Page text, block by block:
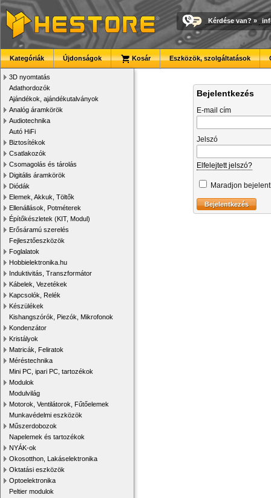
Kérdése van? »
Kategóriák Újdonságok Kosár Eszközök, szolgáltatások
3D nyomtatás
Adathordozók
Ajándékok, ajándékutalványok
Analóg áramkörök
Audiotechnika
Autó HiFi
Biztosítékok
Csatlakozók
Csomagolás és tárolás
Digitális áramkörök
Diódák
Elemek, Akkuk, Töltők
Ellenállások, Potméterek
Építőkészletek (KIT, Modul)
Erősáramú szerelés
Fejlesztőeszközök
Foglalatok
Hobbielektronika.hu
Induktivitás, Transzformátor
Kábelek, Vezetékek
Kapcsolók, Relék
Készülékek
Kishangszórók, Piezók, Mikrofonok
Kondenzátor
Kristályok
Matricák, Feliratok
Méréstechnika
Mini PC, ipari PC, tartozékok
Modulok
Modulvilág
Motorok, Ventilátorok, Fűtőelemek
Munkavédelmi eszközök
Műszerdobozok
Napelemek és tartozékok
NYÁK-ok
Okosotthon, Lakáselektronika
Oktatási eszközök
Optoelektronika
Peltier modulok
Bejelentkezés
E-mail cím
Jelszó
Elfelejtett jelszó?
Maradjon